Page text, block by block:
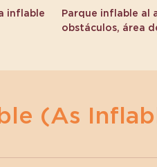
inflable
Parque inflable al
obstáculos, área
(as